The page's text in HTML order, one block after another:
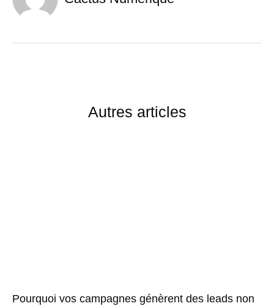
Autres articles
Pourquoi vos campagnes génèrent des leads non